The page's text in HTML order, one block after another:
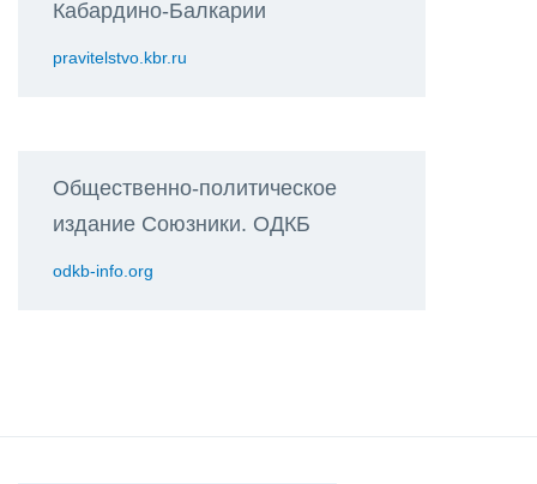
Кабардино-Балкарии
pravitelstvo.kbr.ru
Общественно-политическое
издание Союзники. ОДКБ
odkb-info.org